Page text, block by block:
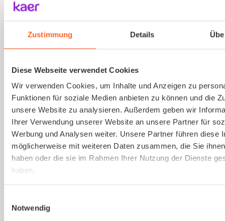
Zustimmung Details
Diese Webseite verwendet Cookies
Wir verwenden Cookies, um Inhalte und Anzeigen zu
Funktionen für soziale Medien anbieten zu können und die
unsere Website zu analysieren. Außerdem geben wir
Ihrer Verwendung unserer Website an unsere Partner für
Werbung und Analysen weiter. Unsere Partner führen diese
möglicherweise mit weiteren Daten zusammen, die Sie
haben oder die sie im Rahmen Ihrer Nutzung der Dienste
haben.
Notwendig
Ausbildung von Sicherheitsbeauftragten
(virtuell)
Sicherheitsbeauftragten absolvieren. An nur
einem Tag. Strukturierte Schulung, praxisnah
und interessant.
Mehr erfahren